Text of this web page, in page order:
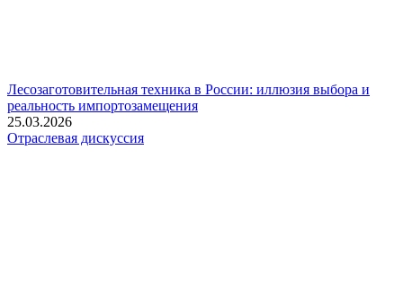
Лесозаготовительная техника в России: иллюзия выбора и
реальность импортозамещения
25.03.2026
Отраслевая дискуссия